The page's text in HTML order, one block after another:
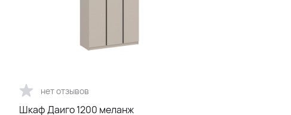
нет отзывов
Шкаф Даиго 1200 меланж